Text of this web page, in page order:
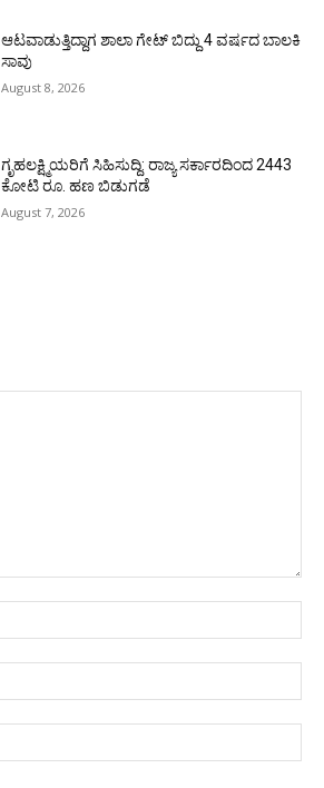
ಆಟವಾಡುತ್ತಿದ್ದಾಗ ಶಾಲಾ ಗೇಟ್‌ ಬಿದ್ದು 4 ವರ್ಷದ ಬಾಲಕಿ
ಸಾವು
August 8, 2026
ಗೃಹಲಕ್ಷ್ಮಿಯರಿಗೆ ಸಿಹಿಸುದ್ದಿ: ರಾಜ್ಯ ಸರ್ಕಾರದಿಂದ 2443
ಕೋಟಿ ರೂ. ಹಣ ಬಿಡುಗಡೆ
August 7, 2026